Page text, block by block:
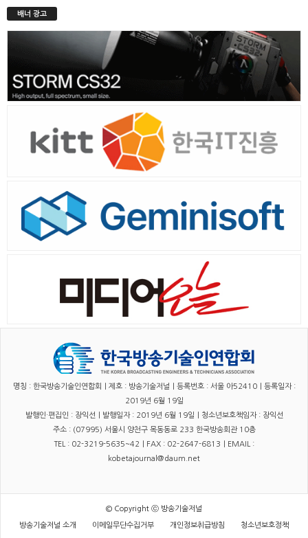
배너 광고
명칭 : 한국방송기술인연합회｜제호 : 방송기술저널｜등록번호 : 서울 아52410｜등록일자 :
2019년 6월 19일
발행인·편집인 : 장익선｜발행일자 : 2019년 6월 19일｜청소년보호책임자 : 장익선
주소 : (07995) 서울시 양천구 목동동로 233 한국방송회관 10층
TEL : 02-3219-5635~42｜FAX : 02-2647-6813｜EMAIL :
kobetajournal@daum.net
© Copyright ⓒ 방송기술저널
방송기술저널 소개 이메일무단수집거부 개인정보취급방침 청소년보호정책